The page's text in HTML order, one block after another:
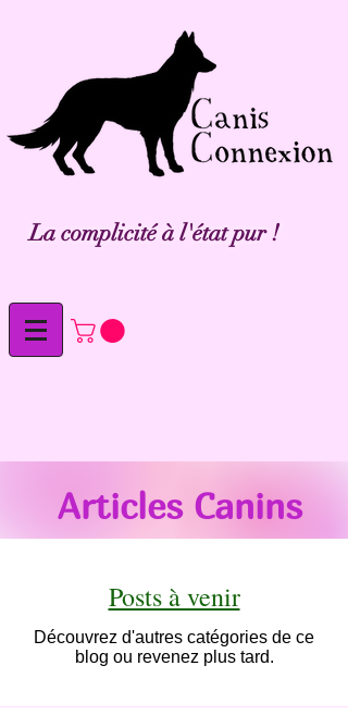
La complicité à l'état pur !
Articles Canins
Posts à venir
Découvrez d'autres catégories de ce
blog ou revenez plus tard.